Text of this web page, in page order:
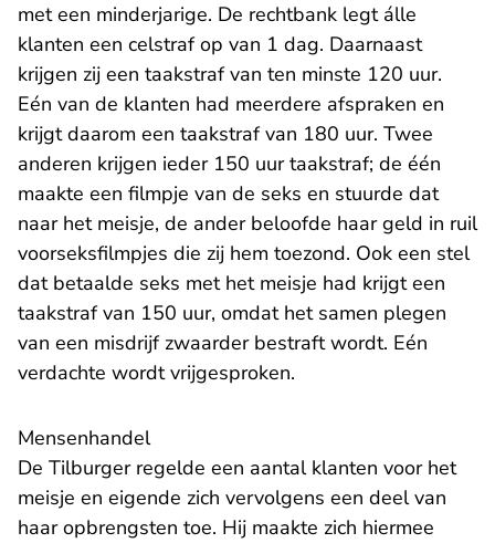
met een minderjarige. De rechtbank legt álle
klanten een celstraf op van 1 dag. Daarnaast
krijgen zij een taakstraf van ten minste 120 uur.
Eén van de klanten had meerdere afspraken en
krijgt daarom een taakstraf van 180 uur. Twee
anderen krijgen ieder 150 uur taakstraf; de één
maakte een filmpje van de seks en stuurde dat
naar het meisje, de ander beloofde haar geld in ruil
voorseksfilmpjes die zij hem toezond. Ook een stel
dat betaalde seks met het meisje had krijgt een
taakstraf van 150 uur, omdat het samen plegen
van een misdrijf zwaarder bestraft wordt. Eén
verdachte wordt vrijgesproken.
Mensenhandel
De Tilburger regelde een aantal klanten voor het
meisje en eigende zich vervolgens een deel van
haar opbrengsten toe. Hij maakte zich hiermee